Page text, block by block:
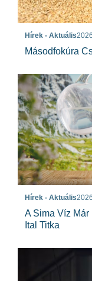
Hírek - Aktuális
Másodfokúra
Hírek - Aktuális
A Sima Víz
Ital Titka